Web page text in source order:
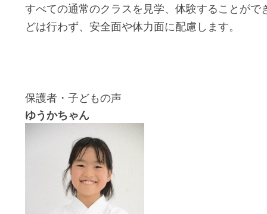
すべての通常のクラスを見学、体験することがで
どは行わず、安全面や体力面に配慮します。
保護者・子どもの声
ゆうかちゃん